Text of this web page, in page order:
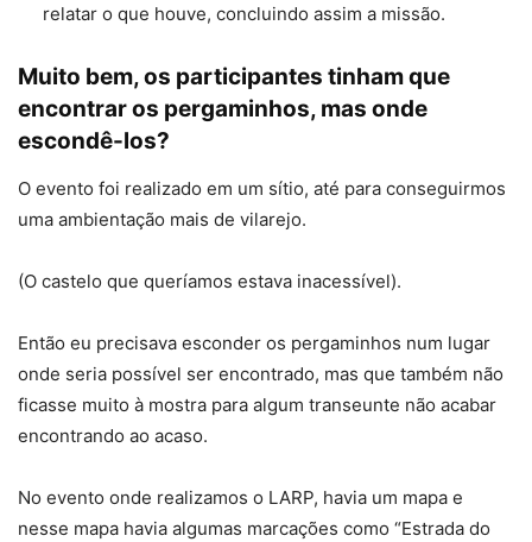
relatar o que houve, concluindo assim a missão.
Muito bem, os participantes tinham que
encontrar os pergaminhos, mas onde
escondê-los?
O evento foi realizado em um sítio, até para conseguirmos
uma ambientação mais de vilarejo.
(O castelo que queríamos estava inacessível).
Então eu precisava esconder os pergaminhos num lugar
onde seria possível ser encontrado, mas que também não
ficasse muito à mostra para algum transeunte não acabar
encontrando ao acaso.
No evento onde realizamos o LARP, havia um mapa e
nesse mapa havia algumas marcações como “Estrada do